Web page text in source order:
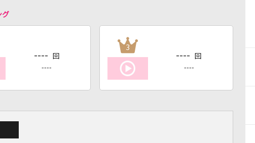
グ
---- 回
----
3
---- 回
----